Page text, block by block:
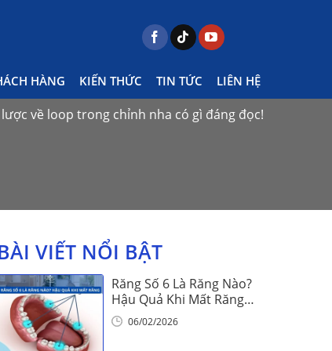
HÀNG KIẾN THỨC TIN TỨC LIÊN HỆ
về loop trong chỉnh nha có gì đáng đọc!
VIẾT NỔI BẬT
Răng Số 6 Là Răng Nào?
Hậu Quả Khi Mất Răng
Số 606/02/2026